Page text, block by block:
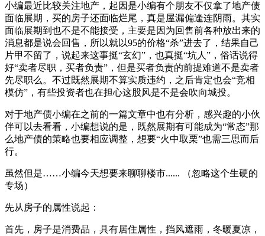
小编最近比较关注地产，起因是小编有个朋友不仅拿了地产债
面临展期，买的房子还面临烂尾，真是屋漏偏逢连阴雨。其实
面临展期到也不是不能接受，主要是因为回售前各种放出来的
消息都是说会回售，所以就以95的价格“杀”进去了，结果自己
片甲不留了，说起来这事挺“玄幻”，也真挺“坑人”，俗话说得
好“卖者尽职，买者负责”，但是买者负责的前提难道不是卖者
先尽职么。不过既然展期不算实质违约，之后肯定也会“竞相
模仿”，有些投资者也在担心这股风是不是会吹向城投。
对于地产债小编在之前的一篇文章中也有分析，感兴趣的小伙
伴可以去看看，小编想说的是，既然展期有可能成为“常态”那
么地产债的策略也要相应调整，想要“火中取栗”也需三思而后
行。
虽然但是……小编今天想要来聊聊楼市...... （忽略这个生硬的
专场）
先从房子的属性说起：
首先，房子是消费品，具有居住属性，挡风遮雨，冬暖夏凉，